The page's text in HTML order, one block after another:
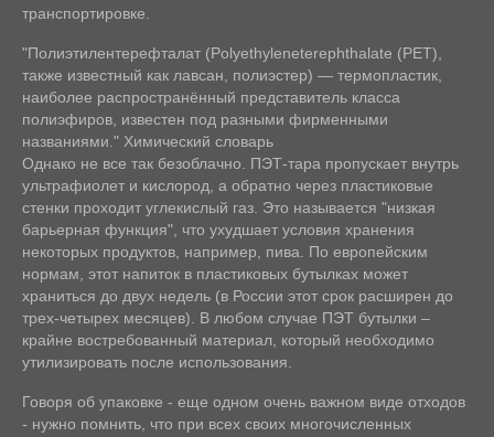
транспортировке.
"Полиэтилентерефталат (Polyethyleneterephthalate (PET),
также известный как лавсан, полиэстер) — термопластик,
наиболее распространённый представитель класса
полиэфиров, известен под разными фирменными
названиями." Химический словарь
Однако не все так безоблачно. ПЭТ-тара пропускает внутрь
ультрафиолет и кислород, а обратно через пластиковые
стенки проходит углекислый газ. Это называется "низкая
барьерная функция", что ухудшает условия хранения
некоторых продуктов, например, пива. По европейским
нормам, этот напиток в пластиковых бутылках может
храниться до двух недель (в России этот срок расширен до
трех-четырех месяцев). В любом случае ПЭТ бутылки –
крайне востребованный материал, который необходимо
утилизировать после использования.
Говоря об упаковке - еще одном очень важном виде отходов
- нужно помнить, что при всех своих многочисленных